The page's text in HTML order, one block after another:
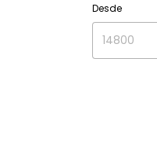
Desde